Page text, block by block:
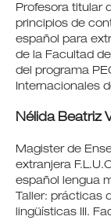
Profesora titular
principios de
español para
de la Facultad
del programa
Internacionales
Nélida Beatriz
Magister de
extranjera
español lengua
Taller: prácticas
lingüísticas III.